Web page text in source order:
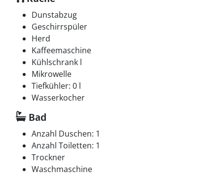
Dunstabzug
Geschirrspüler
Herd
Kaffeemaschine
Kühlschrank l
Mikrowelle
Tiefkühler: 0 l
Wasserkocher
Bad
Anzahl Duschen: 1
Anzahl Toiletten: 1
Trockner
Waschmaschine